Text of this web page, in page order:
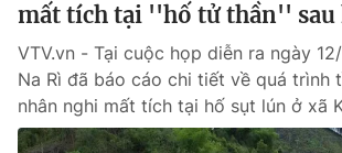
mất tích tại ''hố tử thần'' sau
VTV.vn - Tại cuộc họp diễn ra ngày
Na Rì đã báo cáo chi tiết về quá trình
nhân nghi mất tích tại hố sụt lún ở xã